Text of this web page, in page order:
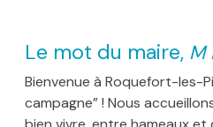
Le mot du maire, M
Bienvenue à Roquefort-les-
campagne” ! Nous